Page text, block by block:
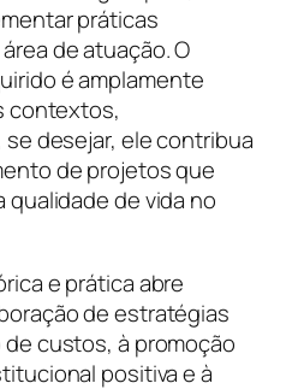
práticas
de atuação. O
é amplamente
contextos,
desejar, ele contribua
de projetos que
qualidade de vida no
e prática abre
de estratégias
custos, à promoção
positiva e à